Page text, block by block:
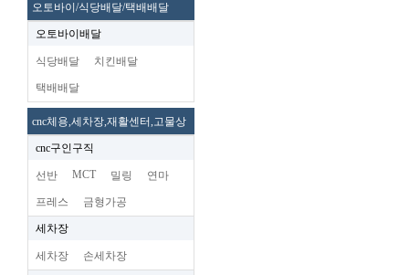
오토바이/식당배달/택배배달
오토바이배달
식당배달 치킨배달
택배배달
cnc체용,세차장,재활센터,고물상
cnc구인구직
선반 MCT 밀링 연마
프레스 금형가공
세차장
세차장 손세차장